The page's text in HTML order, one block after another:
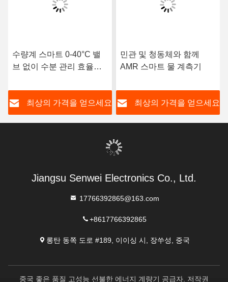
수량계 스마트 0-40°C 밸
브 없이 수분 관리 효율성
최상의 가격을 얻으세요
민관 및 청동체와 함께
AMR 스마트 물 계측기
최상의 가격을 얻으세요
Jiangsu Senwei Electronics Co., Ltd.
17766392865@163.com
+8617766392865
롱탄 동쪽 도로 #189, 이이싱 시, 장쑤성, 중국
중국 좋은 품질 고성능 선불한 에너지 계량기 공급자. 저작권